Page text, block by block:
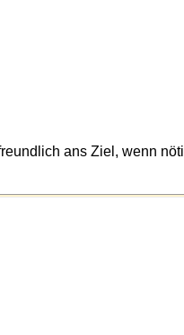
ans Ziel, wenn